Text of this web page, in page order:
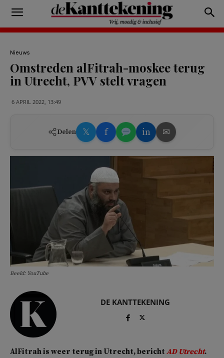
Nieuws
Omstreden alFitrah-moskee terug
in Utrecht, PVV stelt vragen
6 APRIL 2022, 13:49
Delen 𝕏 f in ✉
Beeld: YouTube
DE KANTTEKENING
AlFitrah is weer terug in Utrecht, bericht AD Utrecht.